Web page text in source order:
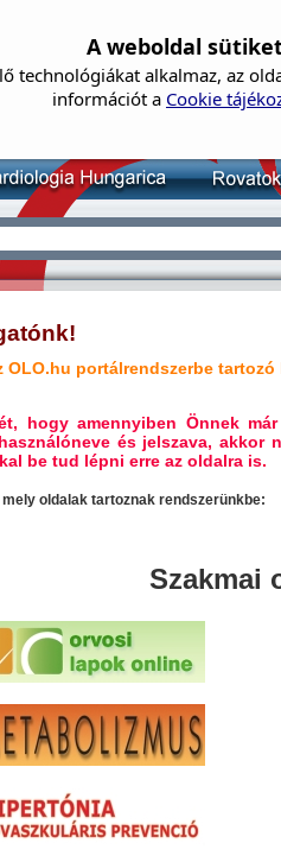
OLO.hu portálrendszerbe
hogy amennyiben Önnek
és jelszava, akkor
be tud lépni erre az oldalra is.
oldalak tartoznak rendszerünkbe:
Szakmai
A weboldal
technológiákat alkalmaz, az
információt a Cookie